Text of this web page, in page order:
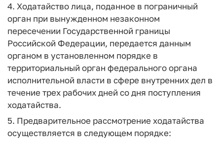
4. Ходатайство лица, поданное в пограничный
орган при вынужденном незаконном
пересечении Государственной границы
Российской Федерации, передается данным
органом в установленном порядке в
территориальный орган федерального органа
исполнительной власти в сфере внутренних дел в
течение трех рабочих дней со дня поступления
ходатайства.
5. Предварительное рассмотрение ходатайства
осуществляется в следующем порядке: